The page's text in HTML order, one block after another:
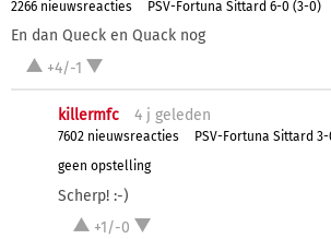
2266 nieuwsreacties PSV-Fortuna Sittard 6-0 (3-0)
En dan Queck en Quack nog
+4/-1
killermfc 4 j geleden
7602 nieuwsreacties
PSV-Fortuna Sittard
geen opstelling
Scherp! :-)
+1/-0